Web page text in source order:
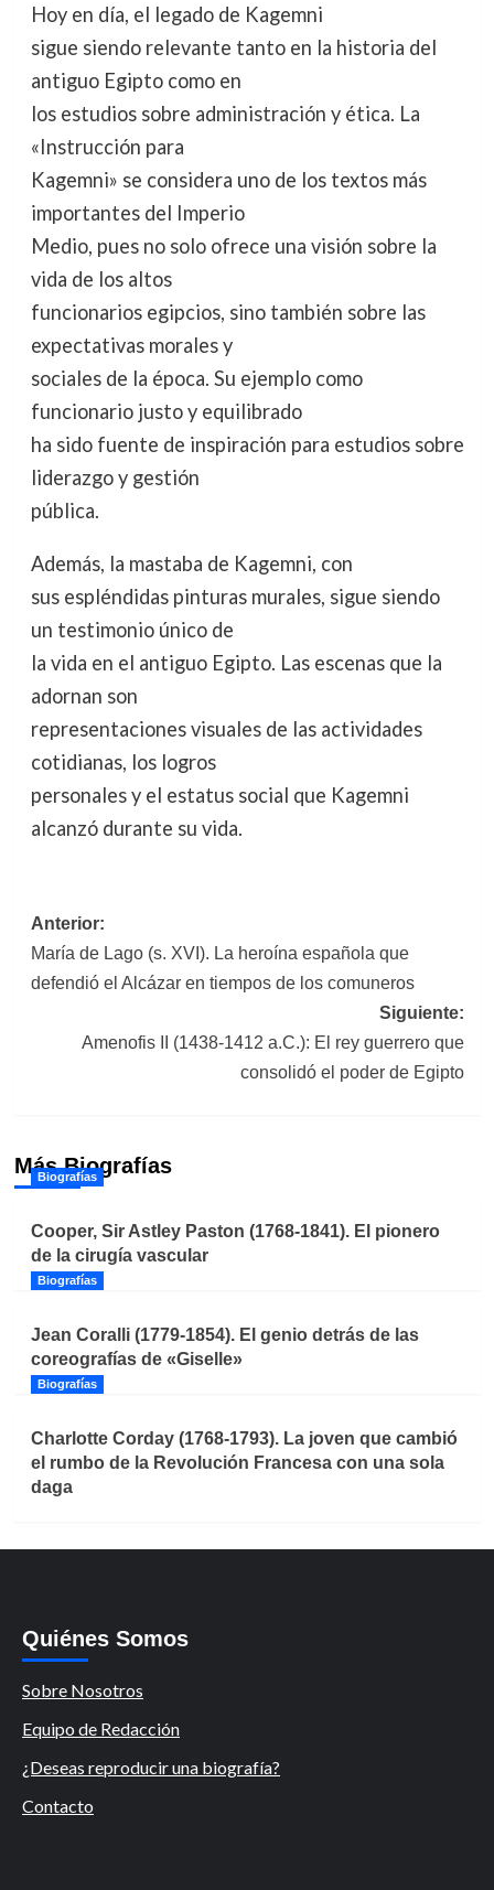
Hoy en día, el legado de Kagemni
sigue siendo relevante tanto en la historia del
antiguo Egipto como en
los estudios sobre administración y ética. La
«Instrucción para
Kagemni» se considera uno de los textos más
importantes del Imperio
Medio, pues no solo ofrece una visión sobre la
vida de los altos
funcionarios egipcios, sino también sobre las
expectativas morales y
sociales de la época. Su ejemplo como
funcionario justo y equilibrado
ha sido fuente de inspiración para estudios sobre
liderazgo y gestión
pública.
Además, la mastaba de Kagemni, con
sus espléndidas pinturas murales, sigue siendo
un testimonio único de
la vida en el antiguo Egipto. Las escenas que la
adornan son
representaciones visuales de las actividades
cotidianas, los logros
personales y el estatus social que Kagemni
alcanzó durante su vida.
Navegación
de
Anterior:
María de Lago (s. XVI). La heroína española que
defendió el Alcázar en tiempos de los comuneros
Siguiente:
Amenofis II (1438-1412 a.C.): El rey guerrero que
consolidó el poder de Egipto
Más Biografías
Biografías
Cooper, Sir Astley Paston (1768-1841). El pionero
de la cirugía vascular
Biografías
Jean Coralli (1779-1854). El genio detrás de las
coreografías de «Giselle»
Biografías
Charlotte Corday (1768-1793). La joven que cambió
el rumbo de la Revolución Francesa con una sola
daga
Quiénes Somos
Sobre Nosotros
Equipo de Redacción
¿Deseas reproducir una biografía?
Contacto